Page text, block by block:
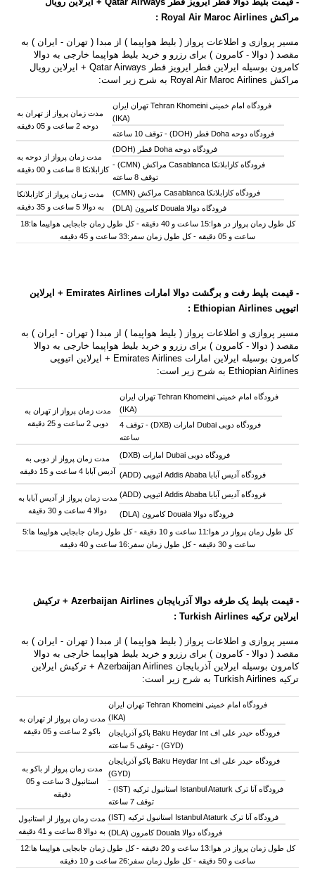
مراکش
Royal Air Maroc Airlines
:
مسیر پروازی و اطلاعات پرواز ( بلیط هواپیما ) از مبدا ( تهران - ایران ) به
مقصد ( دوالا - کامرون ) برای رزرو و خرید بلیط هواپیما خارجی به دوالا
کامرون بوسیله ایرلاین قطر ایرویز قطر Qatar Airways + ایرلاین رویال
مراکش Royal Air Maroc Airlines به شرح زیر است:
فرودگاه امام خمینی Tehran Khomeini تهران ایران
(IKA)
مدت زمان پرواز از تهران به
دوحه 2 ساعت و 05 دقیقه
فرودگاه دوحه Doha قطر (DOH) -
توقف 10 ساعته
فرودگاه دوحه Doha قطر (DOH)
مدت زمان پرواز از دوحه به
کازابلانکا 8 ساعت و 00 دقیقه
فرودگاه کازابلانکا Casablanca مراکش (CMN) -
توقف 8 ساعته
فرودگاه کازابلانکا Casablanca مراکش (CMN)
مدت زمان پرواز از کازابلانکا
به دوالا 5 ساعت و 35 دقیقه
فرودگاه دوالا Douala کامرون (DLA)
کل طول زمان پرواز در هوا:15 ساعت و 40 دقیقه - کل طول زمان جابجایی هواپیما ها:18
ساعت و 05 دقیقه - کل طول زمان سفر:33 ساعت و 45 دقیقه
-
قیمت بلیط رفت و برگشت دوالا امارات Emirates Airlines + ایرلاین
اتیوپی Ethiopian Airlines :
مسیر پروازی و اطلاعات پرواز ( بلیط هواپیما ) از مبدا ( تهران - ایران ) به
مقصد ( دوالا - کامرون ) برای رزرو و خرید بلیط هواپیما خارجی به دوالا
کامرون بوسیله ایرلاین امارات Emirates Airlines + ایرلاین اتیوپی
Ethiopian Airlines به شرح زیر است:
فرودگاه امام خمینی Tehran Khomeini تهران ایران
(IKA)
مدت زمان پرواز از تهران به
دوبی 2 ساعت و 25 دقیقه
فرودگاه دوبی Dubai امارات (DXB) -
توقف 4
ساعته
فرودگاه دوبی Dubai امارات (DXB)
مدت زمان پرواز از دوبی به
آدیس آبابا 4 ساعت و 15 دقیقه
فرودگاه آدیس آبابا Addis Ababa اتیوپی (ADD)
فرودگاه آدیس آبابا Addis Ababa اتیوپی (ADD)
مدت زمان پرواز از آدیس آبابا به
دوالا 4 ساعت و 30 دقیقه
فرودگاه دوالا Douala کامرون (DLA)
کل طول زمان پرواز در هوا:11 ساعت و 10 دقیقه - کل طول زمان جابجایی هواپیما ها:5
ساعت و 30 دقیقه - کل طول زمان سفر:16 ساعت و 40 دقیقه
- قیمت بلیط یک طرفه دوالا آذربایجان Azerbaijan Airlines +
ترکیش
ایرلاین ترکیه Turkish Airlines :
مسیر پروازی و اطلاعات پرواز ( بلیط هواپیما ) از مبدا ( تهران - ایران ) به
مقصد ( دوالا - کامرون ) برای رزرو و خرید بلیط هواپیما خارجی به دوالا
کامرون بوسیله ایرلاین آذربایجان Azerbaijan Airlines + ترکیش ایرلاین
ترکیه Turkish Airlines به شرح زیر است:
فرودگاه امام خمینی Tehran Khomeini تهران ایران
(IKA)
مدت زمان پرواز از تهران به
باکو 2 ساعت و 05 دقیقه
فرودگاه حیدر علی اف Baku Heydar Int باکو آذربایجان
(GYD) -
توقف 5 ساعته
فرودگاه حیدر علی اف Baku Heydar Int باکو آذربایجان
(GYD)
مدت زمان پرواز از باکو به
استانبول 3 ساعت و 05
دقیقه
فرودگاه آتا ترک Istanbul Ataturk استانبول ترکیه (IST) -
توقف 7 ساعته
فرودگاه آتا ترک Istanbul Ataturk استانبول ترکیه (IST)
مدت زمان پرواز از
استانبول
به دوالا 8 ساعت و 41 دقیقه
فرودگاه دوالا Douala کامرون (DLA)
کل طول زمان پرواز در هوا:13 ساعت و 20 دقیقه - کل طول زمان جابجایی هواپیما ها:12
ساعت و 50 دقیقه - کل طول زمان سفر:26 ساعت و 10 دقیقه